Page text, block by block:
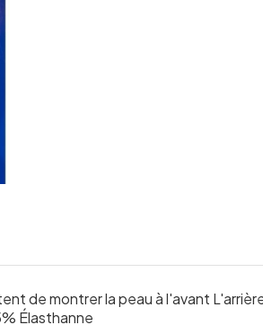
de montrer la peau à l'avant
Élasthanne